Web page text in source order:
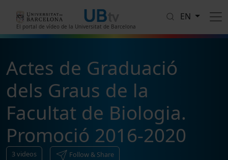
El portal de vídeo de la Universitat de Barcelona
EN
Actes de Graduació
dels Graus de la
Facultat de Biologia.
Promoció 2016-2020
3videos Follow & Share